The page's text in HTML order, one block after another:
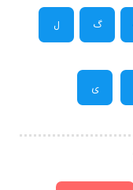
گ ل
ی